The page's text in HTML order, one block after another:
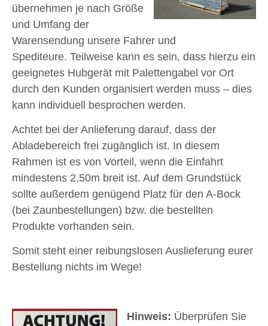
übernehmen je nach Größe
und Umfang der
Warensendung unsere Fahrer und
Spediteure. Teilweise kann es sein, dass hierzu ein
geeignetes Hubgerät mit Palettengabel vor Ort
durch den Kunden organisiert werden muss – dies
kann individuell besprochen werden.
Achtet bei der Anlieferung darauf, dass der
Abladebereich frei zugänglich ist. In diesem
Rahmen ist es von Vorteil, wenn die Einfahrt
mindestens 2,50m breit ist. Auf dem Grundstück
sollte außerdem genügend Platz für den A-Bock
(bei Zaunbestellungen) bzw. die bestellten
Produkte vorhanden sein.
Somit steht einer reibungslosen Auslieferung eurer
Bestellung nichts im Wege!
Hinweis: Überprüfen Sie